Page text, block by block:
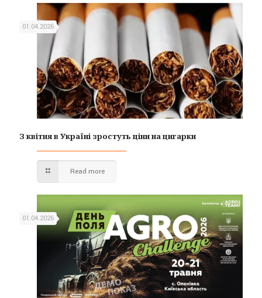
01.04.2026
З квітня в Україні зростуть ціни на цигарки
Read more
01.04.2026